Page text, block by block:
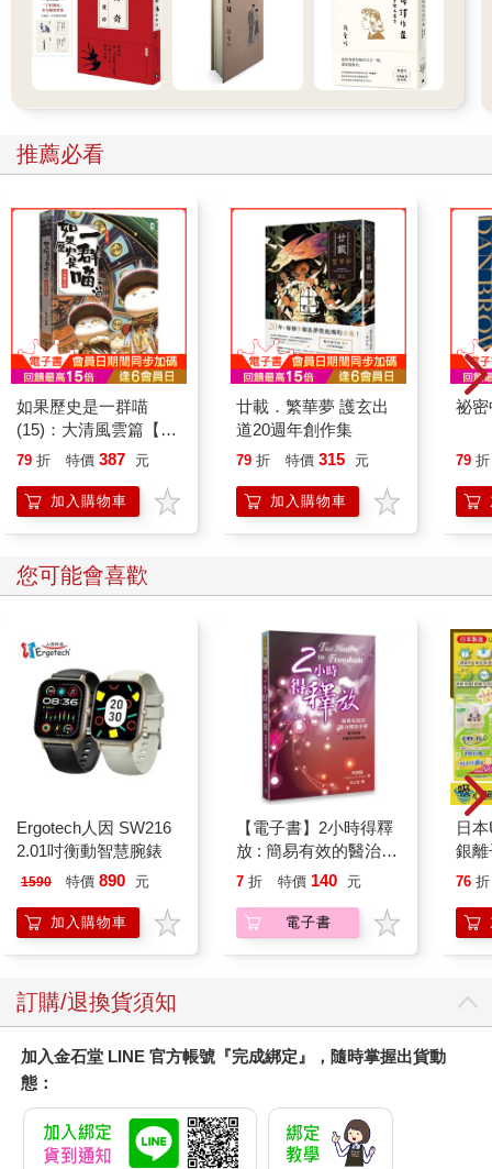
形容），所以這次也不覺得要特別檢查。大約在我出生前兩個
月，醫師發現我的臉部有些地方不對勁，不過那時並不認為情況
有多嚴重。他們跟爸媽說我有兔脣等毛病。但他們說只是「小異
常」而已。
我出生的那一晚，產房裡有兩個護士。其中一個很親切貼心。至
且（好笑的地方就在這裡）還不斷放屁。她幫媽送來一點冰塊，
然後放屁。她幫媽量血壓，然後放屁。媽媽說實在很不可思議，
因為她連一句對不起都沒說！此外，媽媽的主治醫師那晚沒值
班，現場只好依賴不太可靠的實習醫生，她和爸給他取了「道
吉」這個綽號，大概是從什麼老電視節目還是哪兒聽來的吧（他
們當然沒有當面這麼喊他）。不過儘管病房裡的每個人都心情不
太好，爸卻讓媽整晚都笑得很愉快。
媽媽說，我從她肚子裡生出來時，整間產房鴉雀無聲。她甚至沒
機會看我一眼，因為那個親切的護士立刻抱著我衝出去。爸急忙
追著她，結果攝影機掉了，裂成好幾萬片。媽非常生氣，想下床
看看究竟是怎麼回事，但那個放屁的護士用粗壯的手臂壓住她，
非得讓她待在床上不可。她們簡直快要打起來了，因為媽變得歇
聲尖叫要找醫生過來。但是你猜發生什麼事？醫生竟然昏倒了！
直接倒在地上！放屁護士一見他昏倒，開始用腳踢他，不斷對他
大吼：「你是哪門子醫生？你是哪門子醫生？起來！快給我起
生叫醒的，其實是那個屁。總之，媽講這段故事時，還把所有動
作都演出來，包括放屁的聲音。實在有夠、有夠、有夠、有夠好
媽說，那個放屁護士其實是個好人。她全程陪著媽，就連後來爸
回來、醫生來告訴他們我病得很重，她也都沒有離開她身邊。媽
還記得醫生跟她說我恐怕活不過那晚時，那個護士在她耳畔輕聲
安慰她：「由上帝所生的每個人，必戰勝世界。」隔天，在我撐
過一晚以後，也是那個護士牽著她的手，帶她看我第一眼。
媽說，那時，他們已經把我的狀況都告訴她了，她也有心理準備
要與我見面。她說，當她低頭初次瞥見我那張小小的、受擠壓的
臉，她只看見，我那雙好美的眼睛。
對了，媽很漂亮、爸也很帥。維亞也長得很美。如果你想知道的
話。
推薦必看
如果歷史是一群喵
(15)：大清風雲篇【萌
貓漫畫學歷史】
79 折 特價 387 元
加入購物車
廿載．繁華夢 護玄出
道20週年創作集
79 折 特價 315 元
加入購物車
祕
79 折
您可能會喜歡
Ergotech人因 SW216
2.01吋衡動智慧腕錶
1590 特價 890 元
加入購物車
【電子書】2小時得釋
放 : 簡易有效的醫治釋
放手冊
7 折 特價 140 元
電子書
日
銀
乾
防
尿
76 折
訂購/退換貨須知
加入金石堂 LINE 官方帳號『完成綁定』，隨時掌握出貨動
態：